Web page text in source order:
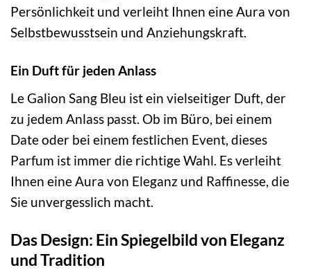
Persönlichkeit und verleiht Ihnen eine Aura von
Selbstbewusstsein und Anziehungskraft.
Ein Duft für jeden Anlass
Le Galion Sang Bleu ist ein vielseitiger Duft, der
zu jedem Anlass passt. Ob im Büro, bei einem
Date oder bei einem festlichen Event, dieses
Parfum ist immer die richtige Wahl. Es verleiht
Ihnen eine Aura von Eleganz und Raffinesse, die
Sie unvergesslich macht.
Das Design: Ein Spiegelbild von Eleganz
und Tradition